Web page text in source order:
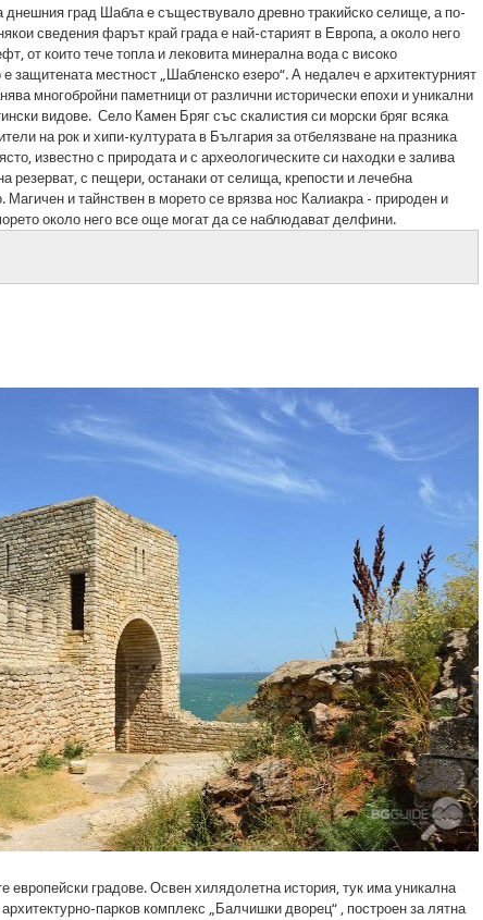
днешния град Шабла е съществувало древно тракийско селище, а по-
сведения фарът край града е най-старият в Европа, а около него
от които тече топла и лековита минерална вода с високо
защитената местност „Шабленско езеро“. А недалеч е архитектурният
многобройни паметници от различни исторически епохи и уникални
видове. Село Камен Бряг със скалистия си морски бряг всяка
на рок и хипи-културата в България за отбелязване на празника
известно с природата и с археологическите си находки е залива
резерват, с пещери, останаки от селища, крепости и лечебна
Магичен и тайнствен в морето се врязва нос Калиакра - природен и
около него все още могат да се наблюдават делфини.
европейски градове. Освен хилядолетна история, тук има уникална
парков комплекс „Балчишки дворец“ , построен за лятна